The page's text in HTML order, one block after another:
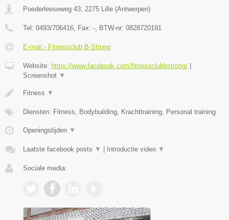
Poederleeseweg 43 2275 Lille (Antwerpen)
Tel: 0493/706416 , Fax: - , BTW-nr: 0828720191
E-mail › Fitnessclub B-Strong
Website: https://www.facebook.com/fitnessclubbstrong/ |
Screenshot ▼
Fitness ▼
Diensten: Fitness, Bodybuilding, Krachttraining, Personal training
Openingstijden ▼
Laatste facebook posts ▼ | Introductie video ▼
Sociale media: